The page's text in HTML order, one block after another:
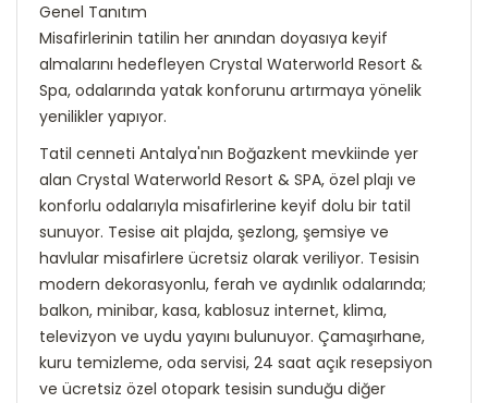
Genel Tanıtım
Misafirlerinin tatilin her anından doyasıya keyif
almalarını hedefleyen Crystal Waterworld Resort &
Spa, odalarında yatak konforunu artırmaya yönelik
yenilikler yapıyor.
Tatil cenneti Antalya'nın Boğazkent mevkiinde yer
alan Crystal Waterworld Resort & SPA, özel plajı ve
konforlu odalarıyla misafirlerine keyif dolu bir tatil
sunuyor. Tesise ait plajda, şezlong, şemsiye ve
havlular misafirlere ücretsiz olarak veriliyor. Tesisin
modern dekorasyonlu, ferah ve aydınlık odalarında;
balkon, minibar, kasa, kablosuz internet, klima,
televizyon ve uydu yayını bulunuyor. Çamaşırhane,
kuru temizleme, oda servisi, 24 saat açık resepsiyon
ve ücretsiz özel otopark tesisin sunduğu diğer